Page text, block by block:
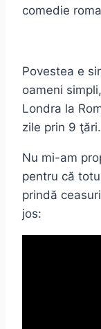
comedie
Povestea e
oameni
Londra la
zile prin 9 ţări.
Nu mi-am
pentru că
prindă
jos: